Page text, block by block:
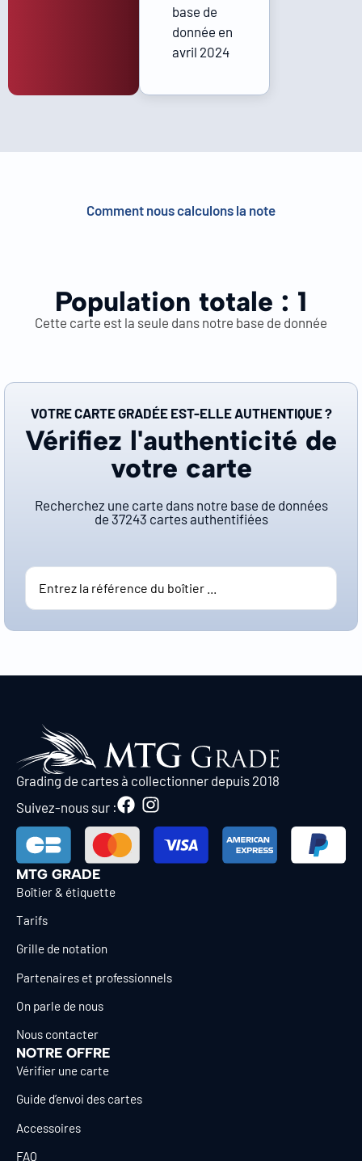
base de
donnée en
avril 2024
Comment nous calculons la note
Population totale : 1
Cette carte est la seule dans notre base de donnée
VOTRE CARTE GRADÉE EST-ELLE AUTHENTIQUE ?
Vérifiez l'authenticité de
votre carte
Recherchez une carte dans notre base de données
de 37243 cartes authentifiées
Grading de cartes à collectionner depuis 2018
Suivez-nous sur :
MTG GRADE
Boîtier & étiquette
Tarifs
Grille de notation
Partenaires et professionnels
On parle de nous
Nous contacter
NOTRE OFFRE
Vérifier une carte
Guide d’envoi des cartes
Accessoires
FAQ